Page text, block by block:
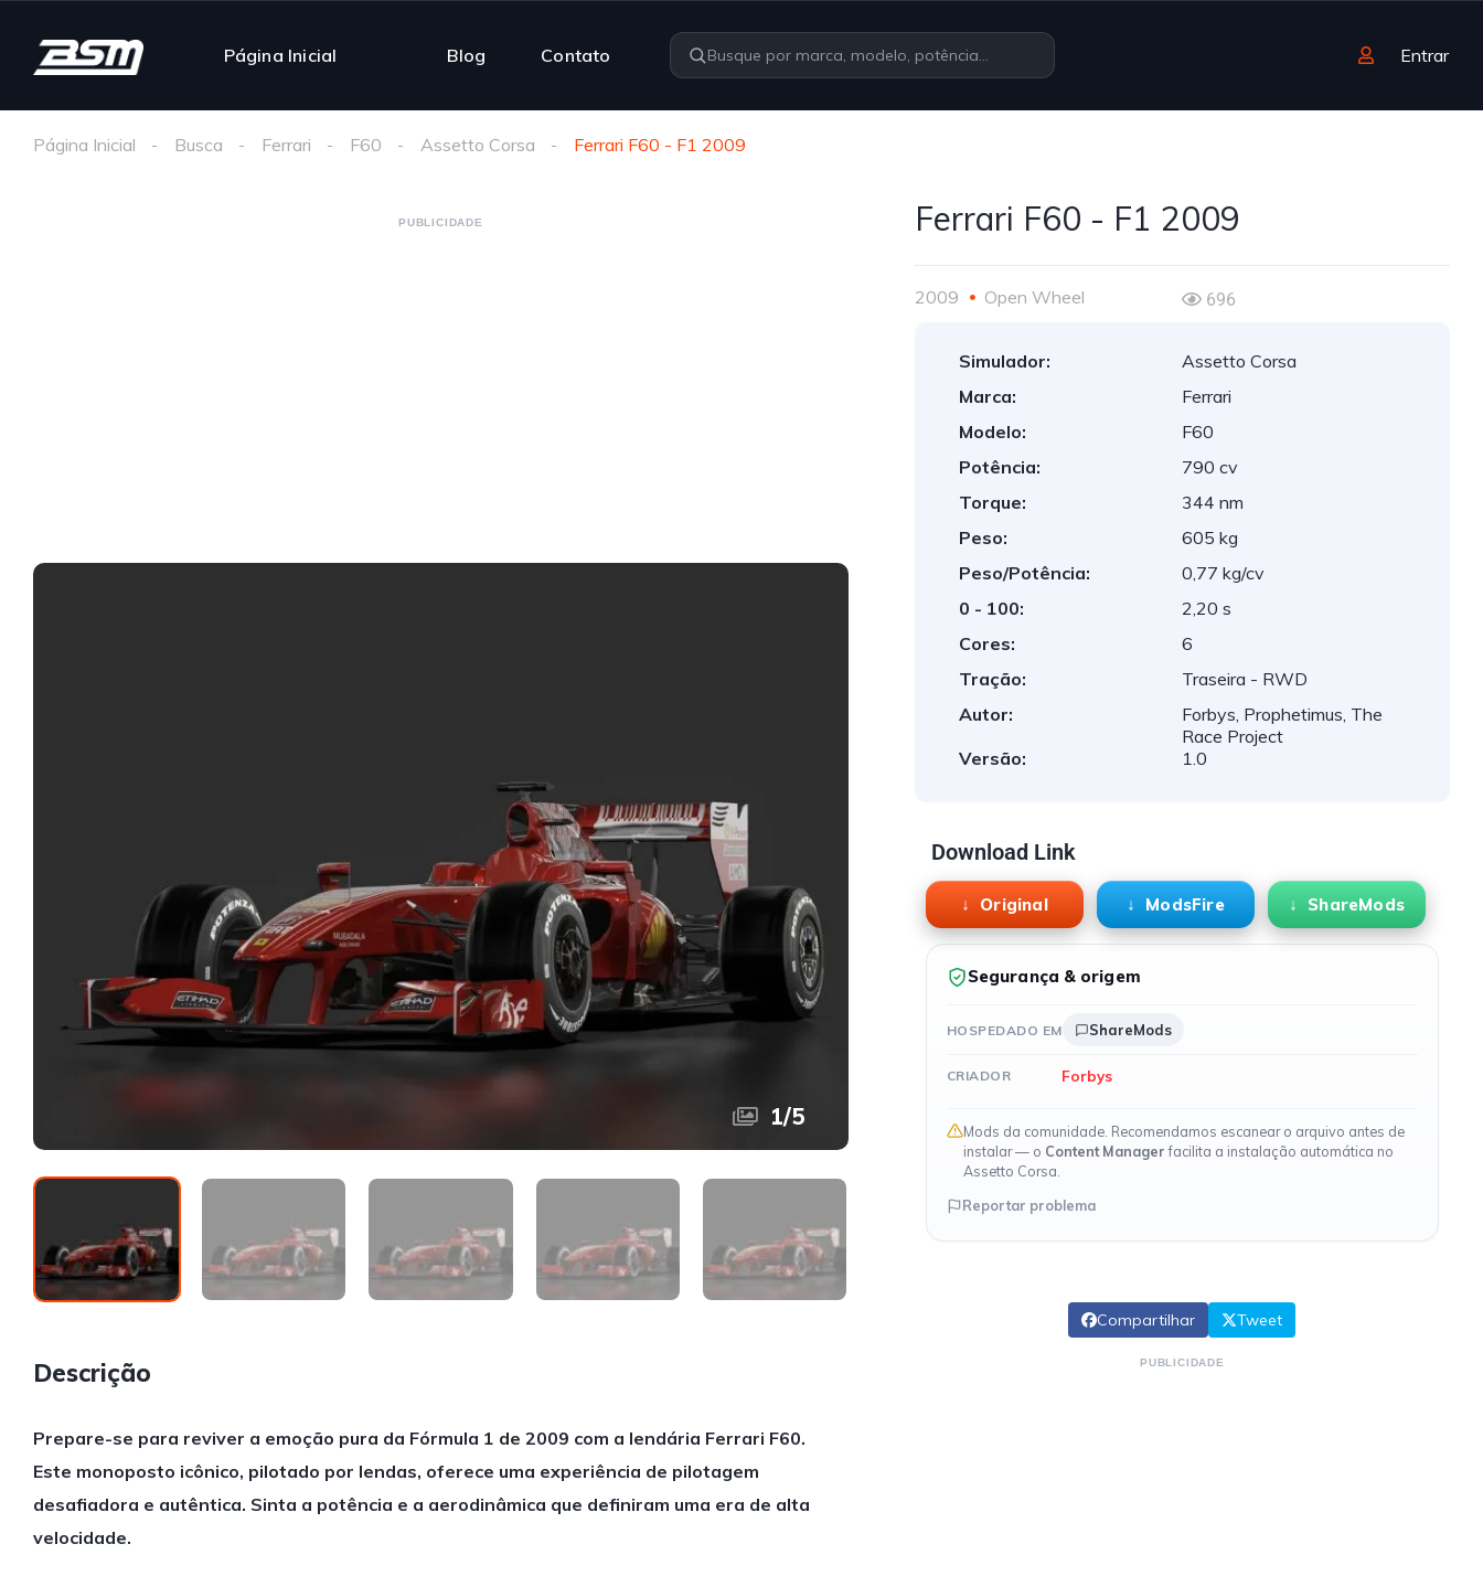
Página Inicial Blog Contato Entrar
Página Inicial Busca Ferrari F60 Assetto Corsa Ferrari F60 - F1 2009
PUBLICIDADE
1/5
Descrição
Prepare-se para reviver a emoção pura da Fórmula 1 de 2009 com a lendária Ferrari F60.
Este monoposto icônico, pilotado por lendas, oferece uma experiência de pilotagem
desafiadora e autêntica. Sinta a potência e a aerodinâmica que definiram uma era de alta
velocidade.
Ferrari F60 - F1 2009
2009 Open Wheel 696
Simulador:
Assetto Corsa
Marca:
Ferrari
Modelo:
F60
Potência:
790 cv
Torque:
344 nm
Peso:
605 kg
Peso/Potência:
0,77 kg/cv
0 - 100:
2,20 s
Cores:
6
Tração:
Traseira - RWD
Autor:
Forbys, Prophetimus, The
Race Project
Versão:
1.0
Download Link
Original ModsFire ShareMods
Segurança & origem
HOSPEDADO EM ShareMods
CRIADOR Forbys
Mods da comunidade. Recomendamos escanear o arquivo antes de
instalar — o Content Managerfacilita a instalação automática no
Assetto Corsa.
Reportar problema
Compartilhar Tweet
PUBLICIDADE